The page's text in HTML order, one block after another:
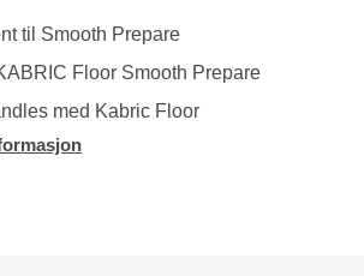
til Smooth Prepare
Floor Smooth Prepare
med Kabric Floor